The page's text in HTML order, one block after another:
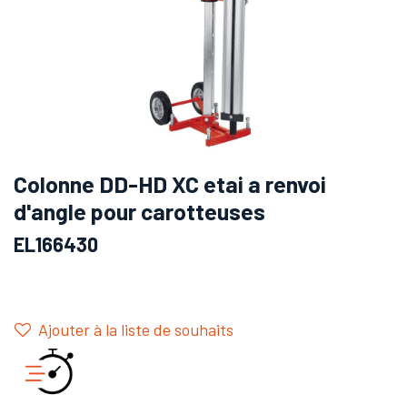
Colonne DD-HD XC etai a renvoi
d'angle pour carotteuses
EL166430
Ajouter à la liste de souhaits